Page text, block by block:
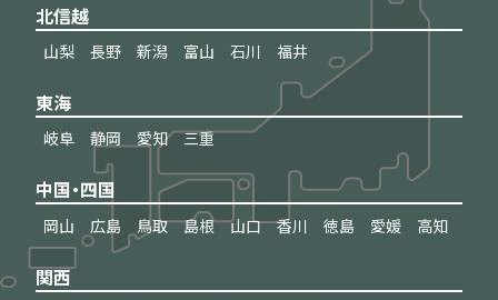
北信越
山梨 長野 新潟 富山 石川 福井
東海
岐阜 静岡 愛知 三重
中国・四国
岡山 広島 鳥取 島根 山口 香川 徳島 愛媛 高知
関西